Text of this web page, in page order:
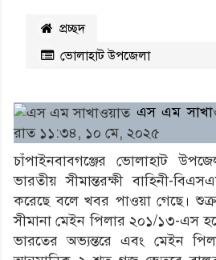
প্রচ্ছদ
ভোলাহাট উপজেলা
এস এম
রাত ১১:৩৪, ১০ মে, ২০২৫
চাঁপাইনবাবগঞ্জের ভোলাহাট
ভারতীয় সীমান্তরক্ষী বাহিনী-
করেছে বলে খবর পাওয়া গেছে।
সীমানা মেইন পিলার ২০১/১৩-এস
ভারতের অভ্যন্তরে এবং মেইন